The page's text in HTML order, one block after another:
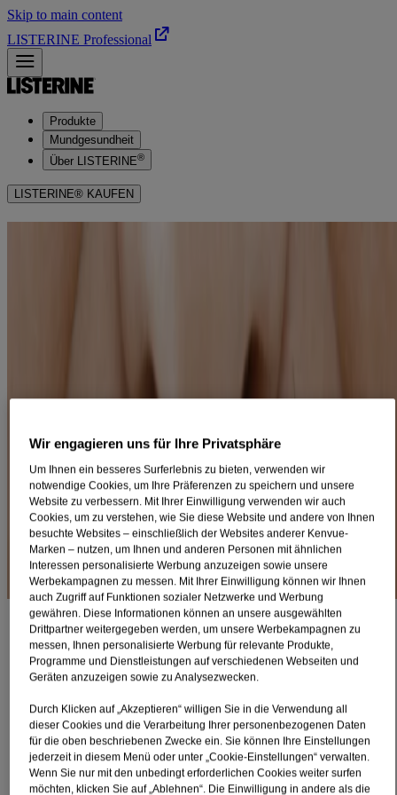
Skip to main content
LISTERINE Professional
Produkte
Mundgesundheit
Über LISTERINE®
LISTERINE® KAUFEN
Anzeichen und Folgen von Zahnstein​
Wenn der Zahnarzt die Zähne beim Kontrolltermin genau unter die
Lupe nimmt, lautet die Diagnose häufig: Zahnstein!Doch wie
bildet sich eigentlich Zahnstein und was haben Zahnbelag und
Plaque damit zu tun?
Einfaches Vorbeugen von Zahnstein kann mit LISTERINE®
TOTAL CARE ZAHNSTEIN-SCHUTZgelingen. Durch die
Zinkchlorid-Formel wird die Neubildung von Zahnstein wirksam
gehemmt. IhrRundumschutz vor Zahnstein mit 6 in 1 Wirkung.
Rundumschutz gegen Zahnsteinbildung
Jetzt entdecken
Was ist Zahnstein?
Bei Zahnstein handelt es sich umverhärteten Zahnbelag.Die
Ablagerungen undVerhärtungen entstehen durch die
Mineralien aus dem Speichel.Aus diesem Grund findet sich
Zahnstein in erster Linie in der Nähe von Speicheldrüsen, allen
voran an den Innenseiten der Schneidezähne im Unterkiefer. Auch
an den ersten oberen Backenzähne ist häufig, aus Zahnbelag
Wir engagieren uns für Ihre Privatsphäre
Um Ihnen ein besseres Surferlebnis zu bieten, verwenden wir
notwendige Cookies, um Ihre Präferenzen zu speichern und unsere
Website zu verbessern. Mit Ihrer Einwilligung verwenden wir auch
Cookies, um zu verstehen, wie Sie diese Website und andere von Ihnen
besuchte Websites – einschließlich der Websites anderer Kenvue-
Marken – nutzen, um Ihnen und anderen Personen mit ähnlichen
Interessen personalisierte Werbung anzuzeigen sowie unsere
Werbekampagnen zu messen. Mit Ihrer Einwilligung können wir Ihnen
auch Zugriff auf Funktionen sozialer Netzwerke und Werbung
gewähren. Diese Informationen können an unsere ausgewählten
Drittpartner weitergegeben werden, um unsere Werbekampagnen zu
messen, Ihnen personalisierte Werbung für relevante Produkte,
Programme und Dienstleistungen auf verschiedenen Webseiten und
Geräten anzuzeigen sowie zu Analysezwecken.
Durch Klicken auf „Akzeptieren“ willigen Sie in die Verwendung all
dieser Cookies und die Verarbeitung Ihrer personenbezogenen Daten
für die oben beschriebenen Zwecke ein. Sie können Ihre Einstellungen
jederzeit in diesem Menü oder unter „Cookie-Einstellungen“ verwalten.
Wenn Sie nur mit den unbedingt erforderlichen Cookies weiter surfen
möchten, klicken Sie auf „Ablehnen“. Die Einwilligung in andere als die